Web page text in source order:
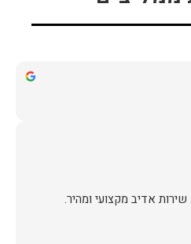
אדיב מקצועי ומהיר.